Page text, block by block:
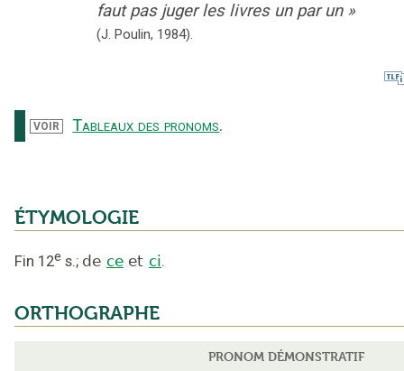
faut pas juger les livres un par un »
(J. Poulin, 1984).
VOIR Tableaux des pronoms.
ÉTYMOLOGIE
Fin 12e s.; de ce et ci.
ORTHOGRAPHE
PRONOM DÉMONSTRATIF